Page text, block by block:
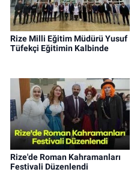
Rize Milli Eğitim Müdürü Yusuf
Tüfekçi Eğitimin Kalbinde
Rize'de Roman Kahramanları
Festivali Düzenlendi